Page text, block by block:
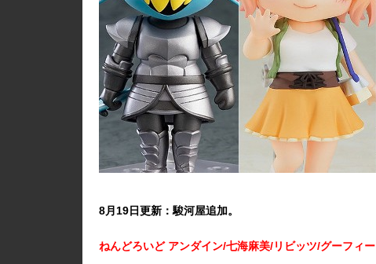
8月19日更新：駿河屋追加。
ねんどろいど アンダイン/七海麻美/リビッツ/グーフィー